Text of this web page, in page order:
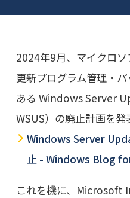
2024年9月、マイクロ
更新プログラム管理・
ある Windows Server
WSUS）の廃止計画を発
Windows Server
止 - Windows Blog
これを機に、Microsoft